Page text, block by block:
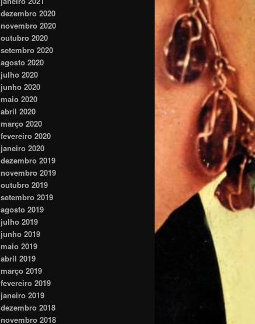
dezembro 2020
novembro 2020
outubro 2020
setembro 2020
agosto 2020
julho 2020
junho 2020
maio 2020
abril 2020
março 2020
fevereiro 2020
janeiro 2020
dezembro 2019
novembro 2019
outubro 2019
setembro 2019
agosto 2019
julho 2019
junho 2019
maio 2019
abril 2019
março 2019
fevereiro 2019
janeiro 2019
dezembro 2018
novembro 2018